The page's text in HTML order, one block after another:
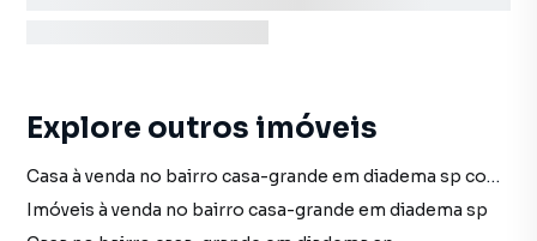
Explore outros imóveis
Casa à venda no bairro casa-grande em diadema sp com 8 dormitórios
Imóveis à venda no bairro casa-grande em diadema sp